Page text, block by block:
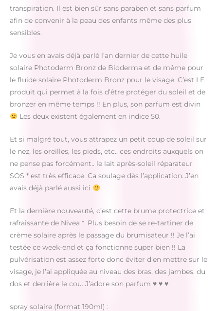
transpiration. Il est bien sûr sans paraben et sans parfum
afin de convenir à la peau des enfants même des plus
sensibles.
Je vous en avais déjà parlé l’an dernier de cette huile
solaire Photoderm Bronz de Bioderma et de même pour
le fluide solaire Photoderm Bronz pour le visage. C’est LE
produit qui permet à la fois d’être protéger du soleil et de
bronzer en même temps !! En plus, son parfum est divin
Les deux existent également en indice 50.
Et si malgré tout, vous attrapez un petit coup de soleil sur
le nez, les oreilles, les pieds, etc.. ces endroits auxquels on
ne pense pas forcément.. le lait après-soleil réparateur
SOS * est très efficace. Ca soulage dès l’application. J’en
avais déjà parlé aussi ici
Et la dernière nouveauté, c’est cette brume protectrice et
rafraîssante de Nivea *. Plus besoin de se re-tartiner de
crème solaire après le passage du brumisateur !! Je l’ai
testée ce week-end et ça fonctionne super bien !! La
pulvérisation est assez forte donc éviter d’en mettre sur le
visage, je l’ai appliquée au niveau des bras, des jambes, du
dos et derrière le cou. J’adore son parfum ♥ ♥ ♥
spray solaire (format 190ml) :